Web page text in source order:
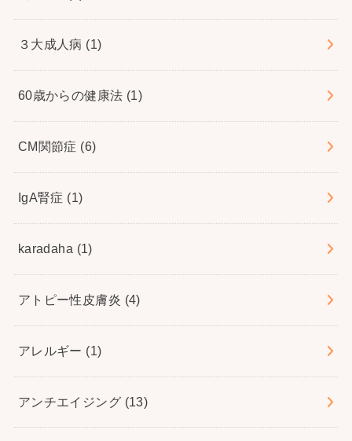
３大成人病 (1)
60歳からの健康法 (1)
CM関節症 (6)
IgA腎症 (1)
karadaha (1)
アトピー性皮膚炎 (4)
アレルギー (1)
アンチエイジング (13)